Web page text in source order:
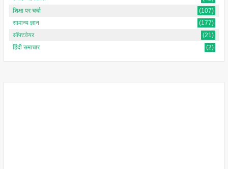
शिक्षा पर चर्चा
(107)
सामान्य ज्ञान
(177)
सॉफ्टवेयर
(21)
हिंदी समाचार
(2)